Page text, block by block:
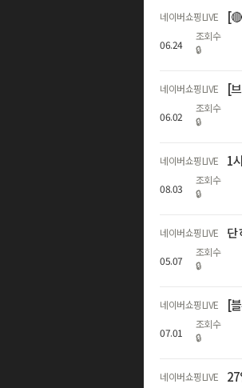
네이버쇼핑LIVE
06.24
조회수
🔒
네이버쇼핑LIVE
06.02
조회수
🔒
네이버쇼핑LIVE
08.03
조회수
🔒
네이버쇼핑LIVE
05.07
조회수
🔒
네이버쇼핑LIVE
07.01
조회수
🔒
네이버쇼핑LIVE